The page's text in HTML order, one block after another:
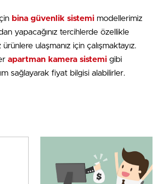
bina güvenlik sistemi modellerimiz
yapacağınız tercihlerde özellikle
ulaşmanız için çalışmaktayız.
apartman kamera sistemi gibi
sağlayarak fiyat bilgisi alabilirler.